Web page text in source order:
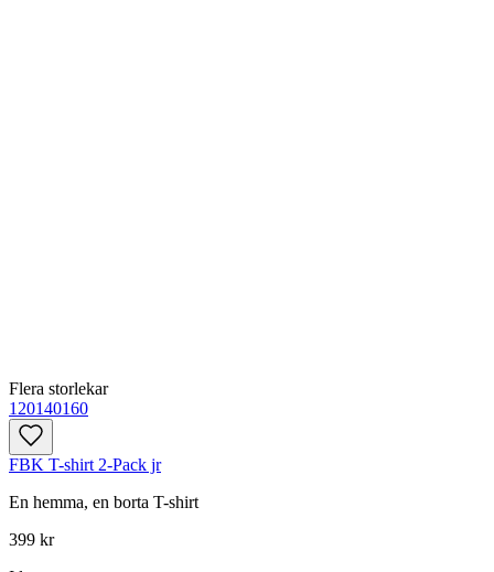
Flera storlekar
120140160
FBK T-shirt 2-Pack jr
En hemma, en borta T-shirt
399 kr